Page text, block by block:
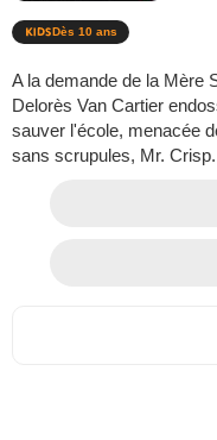
Dès 10 ans
A la demande de la Mère
Delorès Van Cartier
sauver l'école, menacée
sans scrupules, Mr. Crisp.